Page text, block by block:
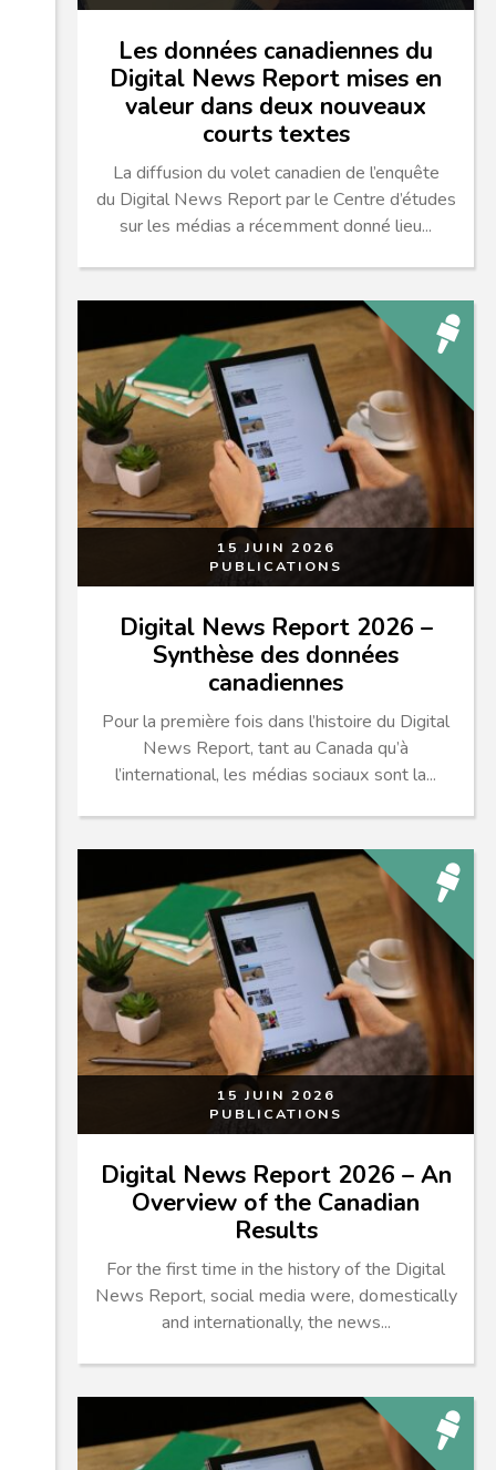
Les données canadiennes du
Digital News Report mises en
valeur dans deux nouveaux
courts textes
La diffusion du volet canadien de l’enquête
du Digital News Report par le Centre d’études
sur les médias a récemment donné lieu...
15 JUIN 2026
PUBLICATIONS
Digital News Report 2026 –
Synthèse des données
canadiennes
Pour la première fois dans l’histoire du Digital
News Report, tant au Canada qu’à
l’international, les médias sociaux sont la...
15 JUIN 2026
PUBLICATIONS
Digital News Report 2026 – An
Overview of the Canadian
Results
For the first time in the history of the Digital
News Report, social media were, domestically
and internationally, the news...